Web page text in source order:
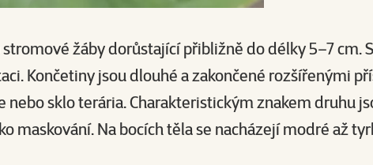
žáby dorůstající přibližně do délky 5–7 cm.
Končetiny jsou dlouhé a zakončené rozšířenými
sklo terária. Charakteristickým znakem druhu
maskování. Na bocích těla se nacházejí modré až